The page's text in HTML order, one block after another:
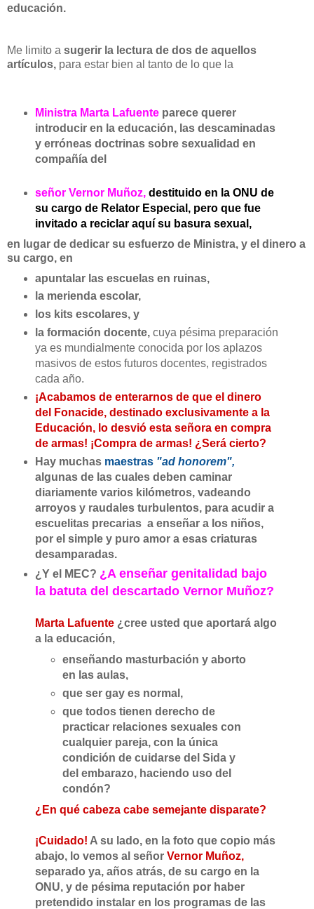
educación.
Me limito a sugerir la lectura de dos de aquellos
artículos, para estar bien al tanto de lo que la
Ministra Marta Lafuenteparece querer
introducir en la educación, las descaminadas
y erróneas doctrinas sobre sexualidad en
compañía del
señor Vernor Muñoz, destituido en la ONU de
su cargo de Relator Especial, pero que fue
invitado a reciclar aquí su basura sexual,
en lugar de dedicar su esfuerzo de Ministra, y el dinero a
su cargo, en
apuntalar las escuelas en ruinas,
la merienda escolar,
los kits escolares, y
la formación docente, cuya pésima preparación
ya es mundialmente conocida por los aplazos
masivos de estos futuros docentes, registrados
cada año.
¡Acabamos de enterarnos de que el dinero
del Fonacide, destinado exclusivamente a la
Educación, lo desvió esta señora en compra
de armas! ¡Compra de armas! ¿Será cierto?
Hay muchas maestras "ad honorem",
algunas de las cuales deben caminar
diariamente varios kilómetros, vadeando
arroyos y raudales turbulentos, para acudir a
escuelitas precarias a enseñar a los niños,
por el simple y puro amor a esas criaturas
desamparadas.
¿Y el MEC? ¿A enseñar genitalidad bajo
la batuta del descartado Vernor Muñoz?
Marta Lafuente¿cree usted que aportará algo
a la educación,
enseñando masturbación y aborto
en las aulas,
que ser gay es normal,
que todos tienen derecho de
practicar relaciones sexuales con
cualquier pareja, con la única
condición de cuidarse del Sida y
del embarazo, haciendo uso del
condón?
¿En qué cabeza cabe semejante disparate?
¡Cuidado! A su lado, en la foto que copio más
abajo, lo vemos al señor Vernor Muñoz,
separado ya, años atrás, de su cargo en la
ONU, y de pésima reputación por haber
pretendido instalar en los programas de las